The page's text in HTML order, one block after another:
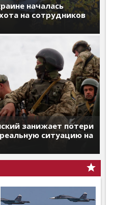
началась
на сотрудников
занижает потери
ситуацию на